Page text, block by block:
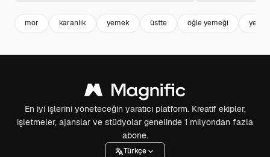
mor karanlık yemek üstte öğle yemeği
En iyi işlerini yöneteceğin yaratıcı platform. Kreatif ekipler,
işletmeler, ajanslar ve stüdyolar genelinde 1 milyondan fazla
abone.
Türkçe